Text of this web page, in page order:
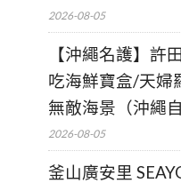
2026-08-05
【沖繩名護】許
吃海鮮寶盒/天婦
無敵海景（沖繩
2026-08-05
釜山廣安里